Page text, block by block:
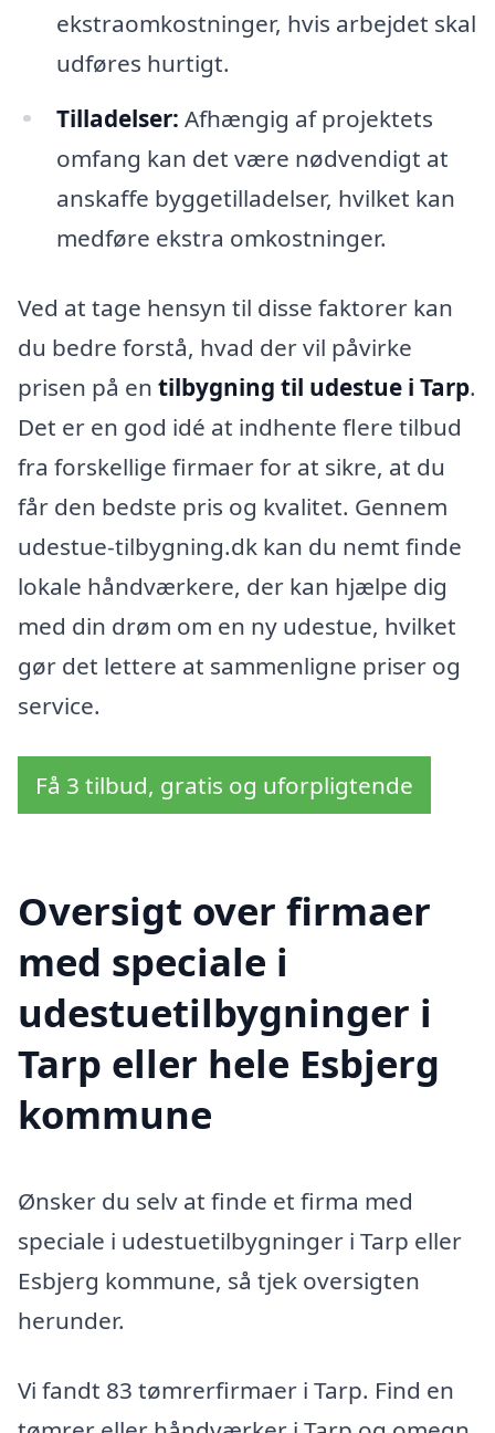
ekstraomkostninger, hvis arbejdet skal
udføres hurtigt.
Tilladelser: Afhængig af projektets
omfang kan det være nødvendigt at
anskaffe byggetilladelser, hvilket kan
medføre ekstra omkostninger.
Ved at tage hensyn til disse faktorer kan
du bedre forstå, hvad der vil påvirke
prisen på en tilbygning til udestue i Tarp.
Det er en god idé at indhente flere tilbud
fra forskellige firmaer for at sikre, at du
får den bedste pris og kvalitet. Gennem
udestue-tilbygning.dk kan du nemt finde
lokale håndværkere, der kan hjælpe dig
med din drøm om en ny udestue, hvilket
gør det lettere at sammenligne priser og
service.
Få 3 tilbud, gratis og uforpligtende
Oversigt over firmaer
med speciale i
udestuetilbygninger i
Tarp eller hele Esbjerg
kommune
Ønsker du selv at finde et firma med
speciale i udestuetilbygninger i Tarp eller
Esbjerg kommune, så tjek oversigten
herunder.
Vi fandt 83 tømrerfirmaer i Tarp. Find en